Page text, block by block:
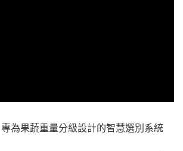
為果蔬重量分級設計的智慧選別系統